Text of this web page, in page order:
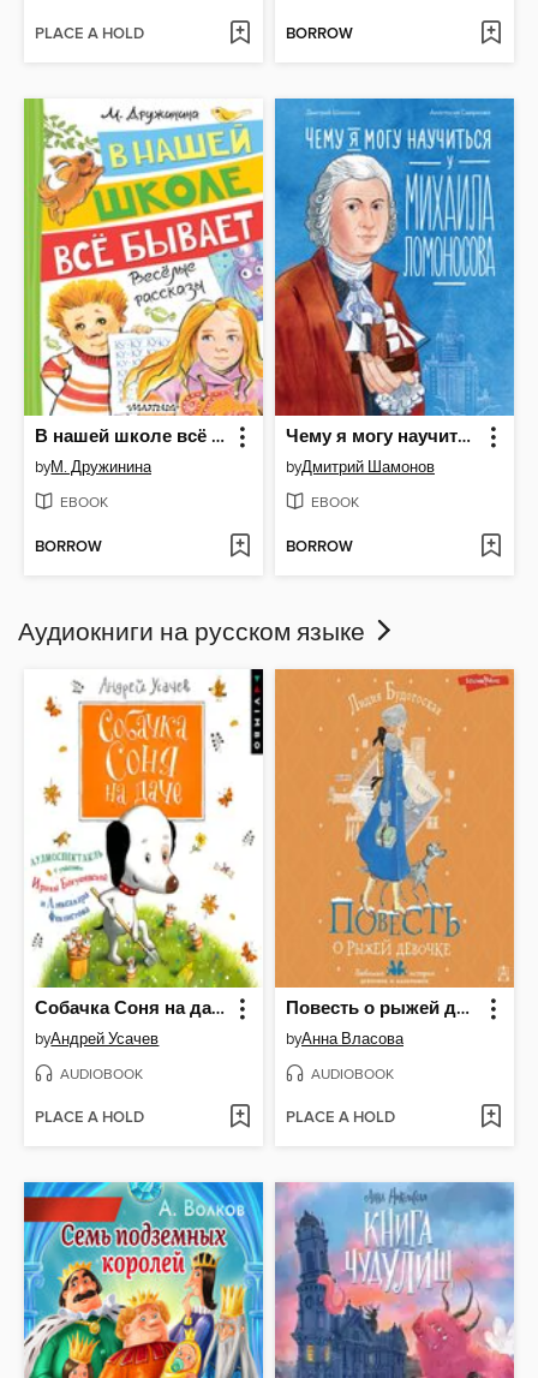
PLACE A HOLD BORROW
В нашей школе всё бывает. Весёлые рассказы
byМ. Дружинина
EBOOK
BORROW
Чему я могу научиться у Михаила Ломоносова
byДмитрий Шамонов
EBOOK
BORROW
Аудиокниги на русском языке
Собачка Соня на даче
byАндрей Усачев
AUDIOBOOK
PLACE A HOLD
Повесть о рыжей девочке
byАнна Власова
AUDIOBOOK
PLACE A HOLD